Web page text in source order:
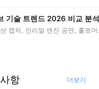
기술 트렌드 2026 비교 분석
캡처, 언리얼 엔진 공연, 홀로
항 더보기